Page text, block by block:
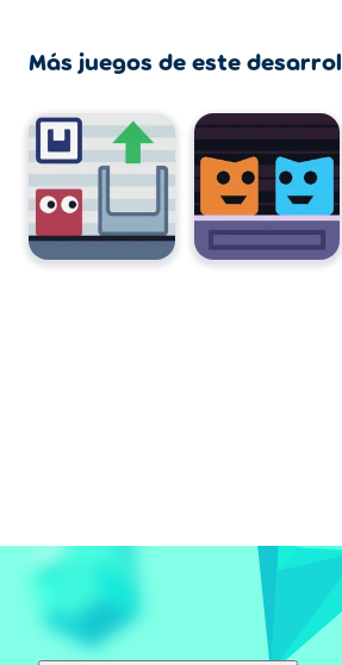
Más juegos de este